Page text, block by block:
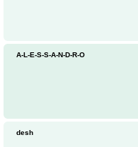
A-L-E-S-S-A-N-D-R-O
desh